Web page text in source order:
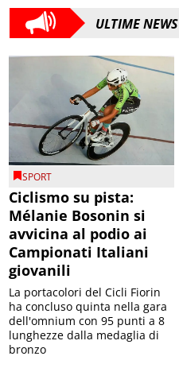
ULTIME NEWS
SPORT
Ciclismo su pista:
Mélanie Bosonin si
avvicina al podio ai
Campionati Italiani
giovanili
La portacolori del Cicli Fiorin
ha concluso quinta nella gara
dell'omnium con 95 punti a 8
lunghezze dalla medaglia di
bronzo